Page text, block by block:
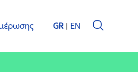
GR EN